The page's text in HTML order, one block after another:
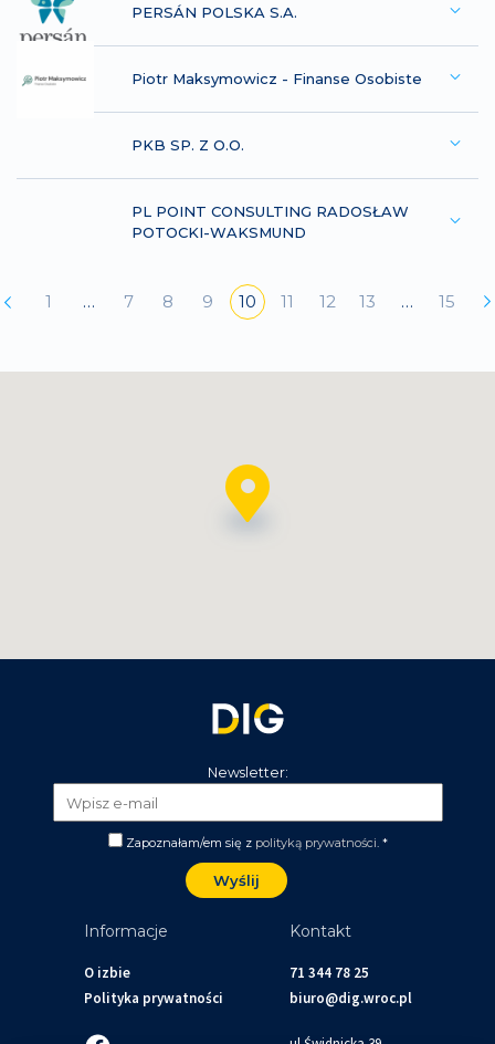
PERSÁN POLSKA S.A.
Piotr Maksymowicz - Finanse Osobiste
PKB SP. Z O.O.
PL POINT CONSULTING RADOSŁAW
POTOCKI-WAKSMUND
1 … 7 8 9 10 11 12 13 … 15
Newsletter:
Zapoznałam/em się z polityką prywatności. *
Informacje
O izbie
Polityka prywatności
Kontakt
71 344 78 25
biuro@dig.wroc.pl